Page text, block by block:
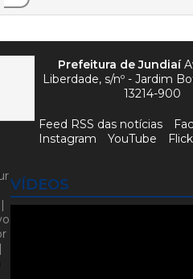
VÍDEOS
Prefeitura de Jundiaí
Liberdade, s/nº - Jardim
13214-900
Feed RSS das notícias
Instagram
YouTube
|